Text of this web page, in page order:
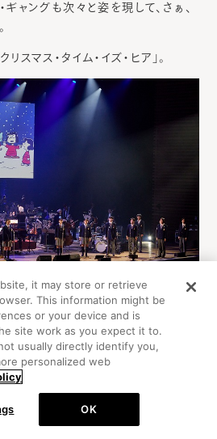
ャングも次々と姿を現して、さぁ、
スマス・タイム・イズ・ヒア」。
ール）より 撮影：石阪大輔
なさんによる澄んだ声が、心地よく
修もされた宮本貴奈さんの軽やか
はどんどん盛り上がります。
it may store or retrieve
This information might be
or your device and is
site work as you expect it to.
usually directly identify you,
personalized web
OK